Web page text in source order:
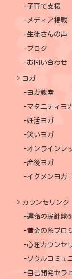
子育て支援
メディア掲載
生徒さんの声
ブログ
お問い合わせ
ヨガ
ヨガ教室
マタニティヨ
妊活ヨガ
笑いヨガ
オンラインレ
産後ヨガ
イクメンヨガ
カウンセリング
運命の羅針盤
黄金の糸プロ
心理カウンセ
ソウルコミュ
自己開発セラ